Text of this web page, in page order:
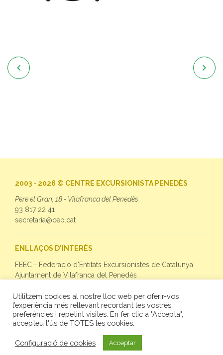
 
2003 - 2026 © CENTRE EXCURSIONISTA PENEDÈS
Pere el Gran, 18 - Vilafranca del Penedès
93 817 22 41
secretaria@cep.cat
ENLLAÇOS D'INTERÈS
FEEC - Federació d'Entitats Excursionistes de Catalunya
Ajuntament de Vilafranca del Penedès
SEGUEIX-NOS
Facebook
Twitter
Instagram
Utilitzem cookies al nostre lloc web per oferir-vos
l’experiència més rellevant recordant les vostres
preferències i repetint visites. En fer clic a "Accepta",
accepteu l'ús de TOTES les cookies.
Configuració de cookies Acceptar